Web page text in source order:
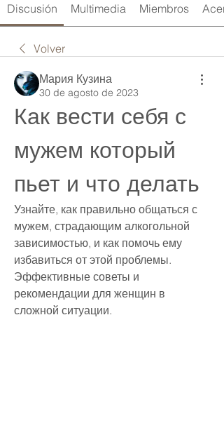
Discusión Multimedia Miembros
Volver
Мария Кузина
30 de agosto de 2023
Как вести себя с
мужем который
пьет и что делать
Узнайте, как правильно общаться с
мужем, страдающим алкогольной
зависимостью, и как помочь ему
избавиться от этой проблемы.
Эффективные советы и
рекомендации для женщин в
сложной ситуации.